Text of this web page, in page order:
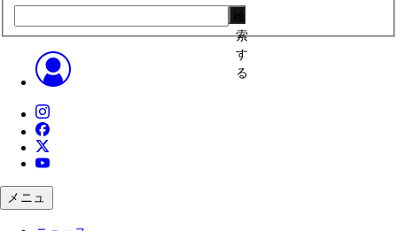
索
す
る
メニュ